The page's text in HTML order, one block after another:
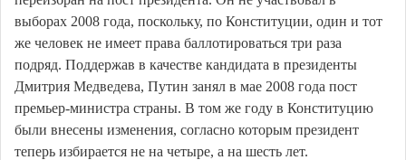
выборах 2008 года, поскольку, по Конституции, один и тот
же человек не имеет права баллотироваться три раза
подряд. Поддержав в качестве кандидата в президенты
Дмитрия Медведева, Путин занял в мае 2008 года пост
премьер-министра страны. В том же году в Конституцию
были внесены изменения, согласно которым президент
теперь избирается не на четыре, а на шесть лет.